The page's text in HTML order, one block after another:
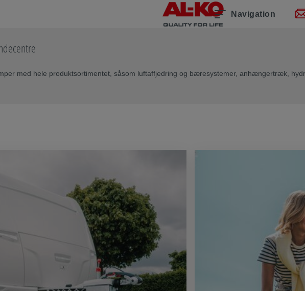
Navigation
med hele produktsortimentet, såsom luftaffjedring og bæresystemer, anhængertræk,